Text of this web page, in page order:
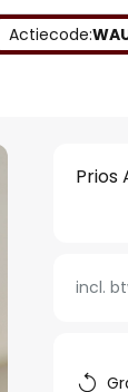
Actiecode:
Prios
incl.